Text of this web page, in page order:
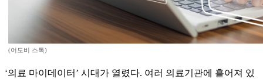
(어도비 스톡)
‘의료 마이데이터’ 시대가 열렸다. 여러 의료기관에 흩어져 있